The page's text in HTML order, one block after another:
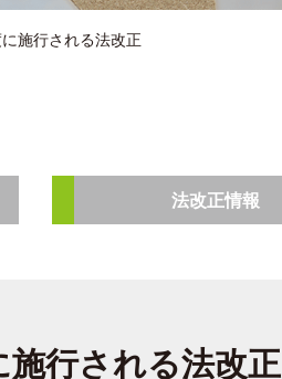
施行される法改正
法改正情報
行される法改正